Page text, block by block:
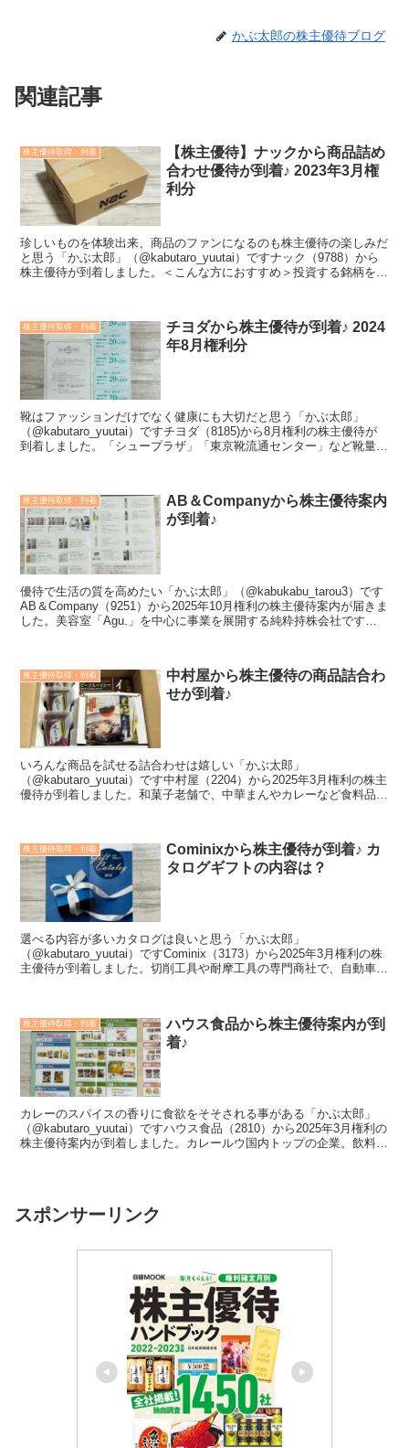
かぶ太郎の株主優待ブログ
関連記事
株主優待取得・到着
【株主優待】ナックから商品詰め
合わせ優待が到着♪ 2023年3月権
利分
珍しいものを体験出来、商品のファンになるのも株主優待の楽しみだ
と思う「かぶ太郎」（@kabutaro_yuutai）ですナック（9788）から
株主優待が到着しました。＜こんな方におすすめ＞投資する銘柄を探
株主優待取得・到着
チヨダから株主優待が到着♪ 2024
年8月権利分
靴はファッションだけでなく健康にも大切だと思う「かぶ太郎」
（@kabutaro_yuutai）ですチヨダ（8185)から8月権利の株主優待が
到着しました。「シュープラザ」「東京靴流通センター」など靴量販
株主優待取得・到着
AB＆Companyから株主優待案内
が到着♪
優待で生活の質を高めたい「かぶ太郎」（@kabukabu_tarou3）です
AB＆Company（9251）から2025年10月権利の株主優待案内が届きま
した。美容室「Agu.」を中心に事業を展開する純粋持株会社です。
株主優待取得・到着
中村屋から株主優待の商品詰合わ
せが到着♪
いろんな商品を試せる詰合わせは嬉しい「かぶ太郎」
（@kabutaro_yuutai）です中村屋（2204）から2025年3月権利の株主
優待が到着しました。和菓子老舗で、中華まんやカレーなど食料品事
株主優待取得・到着
Cominixから株主優待が到着♪ カ
タログギフトの内容は？
選べる内容が多いカタログは良いと思う「かぶ太郎」
（@kabutaro_yuutai）ですCominix（3173）から2025年3月権利の株
主優待が到着しました。切削工具や耐摩工具の専門商社で、自動車部
株主優待取得・到着
ハウス食品から株主優待案内が到
着♪
カレーのスパイスの香りに食欲をそそされる事がある「かぶ太郎」
（@kabutaro_yuutai）ですハウス食品（2810）から2025年3月権利の
株主優待案内が到着しました。カレールウ国内トップの企業。飲料、
スポンサーリンク